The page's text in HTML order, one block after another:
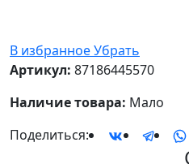
В избранноеУбрать
Артикул: 87186445570
Наличие товара: Мало
Поделиться: